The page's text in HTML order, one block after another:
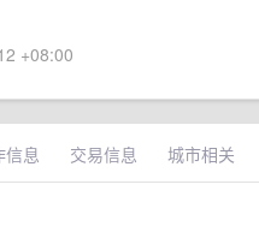
+08:00
信息 交易信息 城市相关